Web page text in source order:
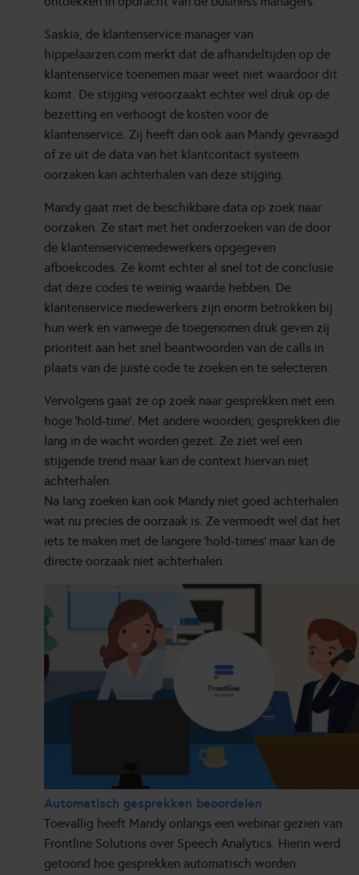
Saskia, de klantenservice manager van
hippelaarzen.com merkt dat de afhandeltijden op de
klantenservice toenemen maar weet niet waardoor dit
komt. De stijging veroorzaakt echter wel druk op de
bezetting en verhoogt de kosten voor de
klantenservice. Zij heeft dan ook aan Mandy gevraagd
of ze uit de data van het klantcontact systeem
oorzaken kan achterhalen van deze stijging.
Mandy gaat met de beschikbare data op zoek naar
oorzaken. Ze start met het onderzoeken van de door
de klantenservicemedewerkers opgegeven
afboekcodes. Ze komt echter al snel tot de conclusie
dat deze codes te weinig waarde hebben. De
klantenservice medewerkers zijn enorm betrokken bij
hun werk en vanwege de toegenomen druk geven zij
prioriteit aan het snel beantwoorden van de calls in
plaats van de juiste code te zoeken en te selecteren.
Vervolgens gaat ze op zoek naar gesprekken met een
hoge ‘hold-time’. Met andere woorden; gesprekken die
lang in de wacht worden gezet. Ze ziet wel een
stijgende trend maar kan de context hiervan niet
achterhalen.
Na lang zoeken kan ook Mandy niet goed achterhalen
wat nu precies de oorzaak is. Ze vermoedt wel dat het
iets te maken met de langere ‘hold-times’ maar kan de
directe oorzaak niet achterhalen.
Automatisch gesprekken beoordelen
Toevallig heeft Mandy onlangs een webinar gezien van
Frontline Solutions over Speech Analytics. Hierin werd
getoond hoe gesprekken automatisch worden